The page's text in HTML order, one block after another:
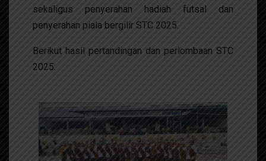
sekaligus penyerahan hadiah futsal dan
penyerahan piala bergilir STC 2025.
Berikut hasil pertandingan dan perlombaan STC
2025: